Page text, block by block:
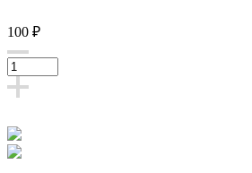
100 ₽